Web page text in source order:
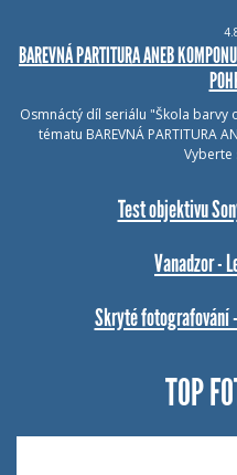
BAREVNÁ PARTITURA ANEB
Osmnáctý díl seriálu "Škola barvy
tématu BAREVNÁ PARTITURA
Vyberte
Test objektivu
Vanadzor -
Skryté fotografování
TOP